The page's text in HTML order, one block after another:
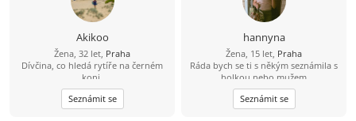
Akikoo
Žena, 32 let, Praha
Dívčina, co hledá rytíře na černém
koni.
Seznámit se
hannyna
Žena, 15 let, Praha
Ráda bych se ti s někým seznámila s
holkou nebo mužem
Seznámit se